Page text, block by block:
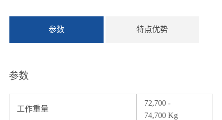
参数 特点优势
参数
工作重量
72,700 -
74,700 Kg